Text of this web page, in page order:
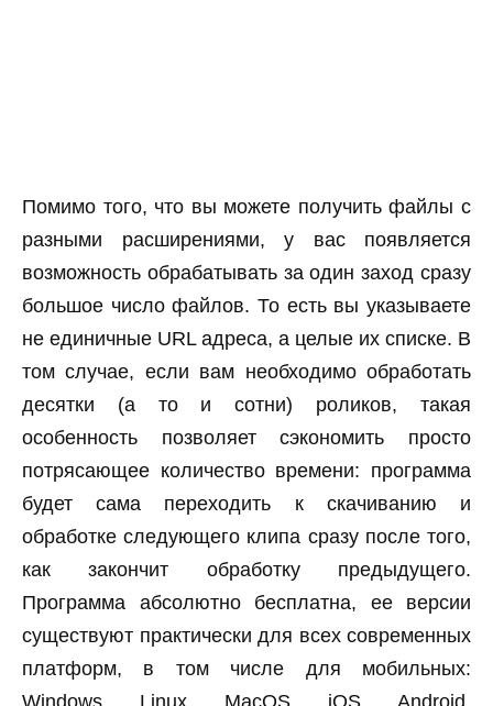
Помимо того, что вы можете получить файлы с
разными расширениями, у вас появляется
возможность обрабатывать за один заход сразу
большое число файлов. То есть вы указываете
не единичные URL адреса, а целые их списке. В
том случае, если вам необходимо обработать
десятки (а то и сотни) роликов, такая
особенность позволяет сэкономить просто
потрясающее количество времени: программа
будет сама переходить к скачиванию и
обработке следующего клипа сразу после того,
как закончит обработку предыдущего.
Программа абсолютно бесплатна, ее версии
существуют практически для всех современных
платформ, в том числе для мобильных:
Windows, Linux, MacOS, iOS, Android.